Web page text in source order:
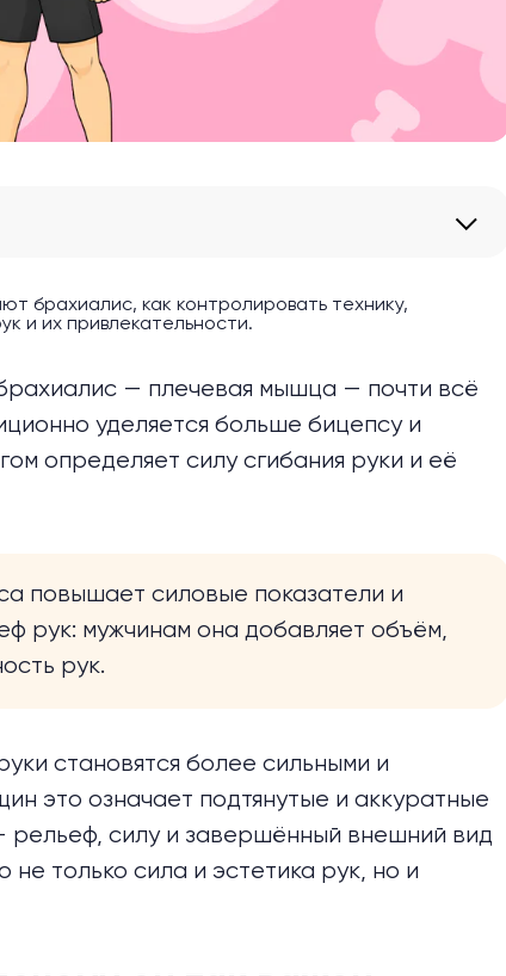
брахиалис, как контролировать технику,
и их привлекательности.
— плечевая мышца — почти всё
уделяется больше бицепсу и
определяет силу сгибания руки и её
повышает силовые показатели и
рук: мужчинам она добавляет объём,
рук.
становятся более сильными и
это означает подтянутые и аккуратные
рельеф, силу и завершённый внешний вид
только сила и эстетика рук, но и